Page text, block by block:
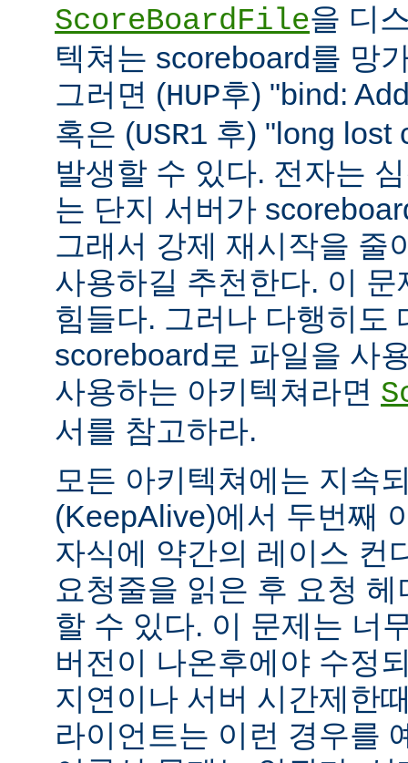
ScoreBoardFile을 디
텍쳐는 scoreboard를 망
그러면 (HUP후) "bind:
혹은 (USR1 후) "long lost
발생할 수 있다. 전자는
는 단지 서버가
그래서 강제 재시작을 줄
사용하길 추천한다. 이
힘들다. 그러나 다행히도
scoreboard로 파일을 사
사용하는 아키텍쳐라면
서를 참고하라.
모든 아키텍쳐에는 지속
(KeepAlive)에서 두번째
자식에 약간의 레이스 컨
요청줄을 읽은 후 요청
할 수 있다. 이 문제는 너
버전이 나온후에야 수정
지연이나 서버 시간제한
라이언트는 이런 경우를